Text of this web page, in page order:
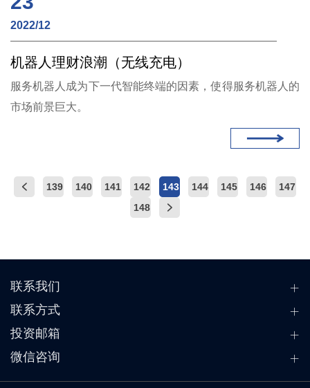
2022/12
机器人理财浪潮（无线充电）
服务机器人成为下一代智能终端的因素，使得服务机器人的
市场前景巨大。
139 140 141 142 143 144 145 146
147
148
联系我们
联系方式
投资邮箱
微信咨询